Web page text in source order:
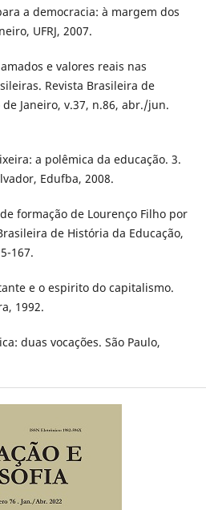
a democracia: à margem dos
UFRJ, 2007.
e valores reais nas
Revista Brasileira de
Janeiro, v.37, n.86, abr./jun.
a polêmica da educação. 3.
Edufba, 2008.
formação de Lourenço Filho por
de História da Educação,
167.
e o espirito do capitalismo.
1992.
duas vocações. São Paulo,